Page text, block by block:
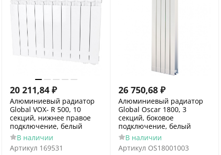
20 211,84 ₽
Алюминиевый радиатор
Global VOX- R 500, 10
секций, нижнее правое
подключение, белый
В наличии
Артикул 169531
26 750,68 ₽
Алюминиевый радиатор
Global Oscar 1800, 3
секций, боковое
подключение, белый
В наличии
Артикул OS18001003